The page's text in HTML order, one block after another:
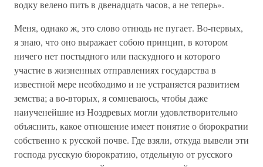
водку велено пить в двенадцать часов, а не теперь».
Меня, однако ж, это слово отнюдь не пугает. Во-первых,
я знаю, что оно выражает собою принцип, в котором
ничего нет постыдного или паскудного и которого
участие в жизненных отправлениях государства в
известной мере необходимо и не устраняется развитием
земства; а во-вторых, я сомневаюсь, чтобы даже
наиученейшие из Ноздревых могли удовлетворительно
объяснить, какое отношение имеет понятие о бюрократии
собственно к русской почве. Где взяли, откуда вывели эти
господа русскую бюрократию, отдельную от русского